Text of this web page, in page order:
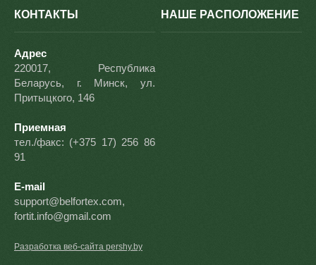
КОНТАКТЫ
Адрес
220017, Республика
Беларусь, г. Минск, ул.
Притыцкого, 146
Приемная
тел./факс: (+375 17) 256 86
91
E-mail
support@belfortex.com,
fortit.info@gmail.com
Разработка веб-сайта pershy.by
НАШЕ РАСПОЛОЖЕНИЕ